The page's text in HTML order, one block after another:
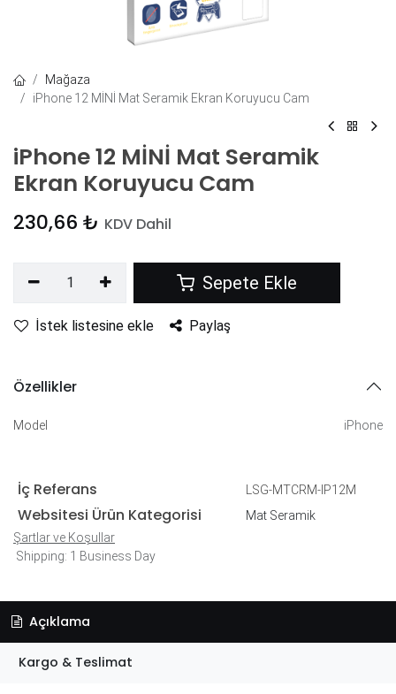
Mağaza
iPhone 12 MİNİ Mat Seramik Ekran Koruyucu Cam
iPhone 12 MİNİ Mat Seramik
Ekran Koruyucu Cam
230,66 ₺ KDV Dahil
Sepete Ekle
İstek listesine ekle Paylaş
Özellikler
Model iPhone
İç Referans LSG-MTCRM-IP12M
Websitesi Ürün Kategorisi
Mat Seramik
Şartlar ve Koşullar
Shipping: 1 Business Day
Açıklama
Kargo & Teslimat